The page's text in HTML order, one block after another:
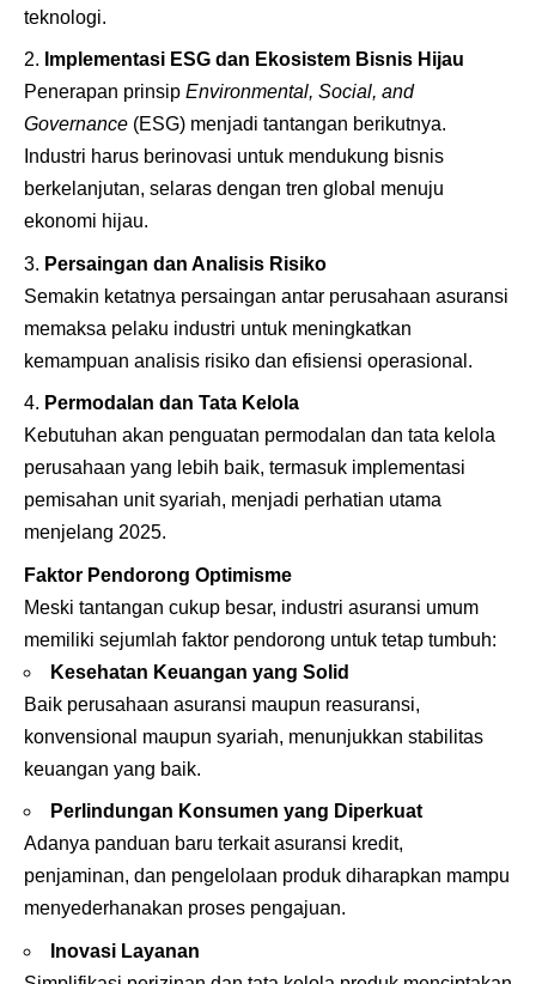
teknologi.
Implementasi ESG dan Ekosistem Bisnis Hijau
Penerapan prinsip Environmental, Social, and
Governance (ESG) menjadi tantangan berikutnya.
Industri harus berinovasi untuk mendukung bisnis
berkelanjutan, selaras dengan tren global menuju
ekonomi hijau.
Persaingan dan Analisis Risiko
Semakin ketatnya persaingan antar perusahaan asuransi
memaksa pelaku industri untuk meningkatkan
kemampuan analisis risiko dan efisiensi operasional.
Permodalan dan Tata Kelola
Kebutuhan akan penguatan permodalan dan tata kelola
perusahaan yang lebih baik, termasuk implementasi
pemisahan unit syariah, menjadi perhatian utama
menjelang 2025.
Faktor Pendorong Optimisme
Meski tantangan cukup besar, industri asuransi umum
memiliki sejumlah faktor pendorong untuk tetap tumbuh:
Kesehatan Keuangan yang Solid
Baik perusahaan asuransi maupun reasuransi,
konvensional maupun syariah, menunjukkan stabilitas
keuangan yang baik.
Perlindungan Konsumen yang Diperkuat
Adanya panduan baru terkait asuransi kredit,
penjaminan, dan pengelolaan produk diharapkan mampu
menyederhanakan proses pengajuan.
Inovasi Layanan